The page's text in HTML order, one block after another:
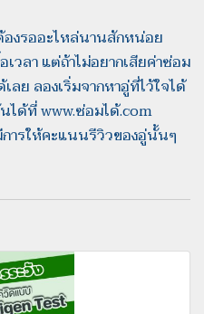
องรออะไหล่นานสักหน่อย
วลา แต่ถ้าไม่อยากเสียค่าซ่อม
ลย ลองเริ่มจากหาอู่ที่ไว้ใจได้
ได้ที่ www.ซ่อมได้.com
ารให้คะแนนรีวิวของอู่นั้นๆ